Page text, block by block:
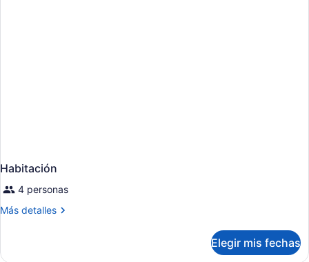
Habitación
4 personas
Más detalles
Más
Elegir mis fechas